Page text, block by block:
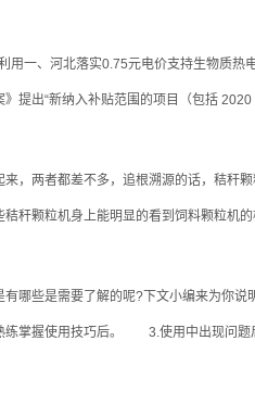
用一、河北落实0.75元电价支持生物质
》提出“新纳入补贴范围的项目（包括
两者都差不多，追根溯源的话，秸秆
秸秆颗粒机身上能明显的看到饲料颗粒
哪些是需要了解的呢?下文小编来为
练掌握使用技巧后。 3.使用中出现问题